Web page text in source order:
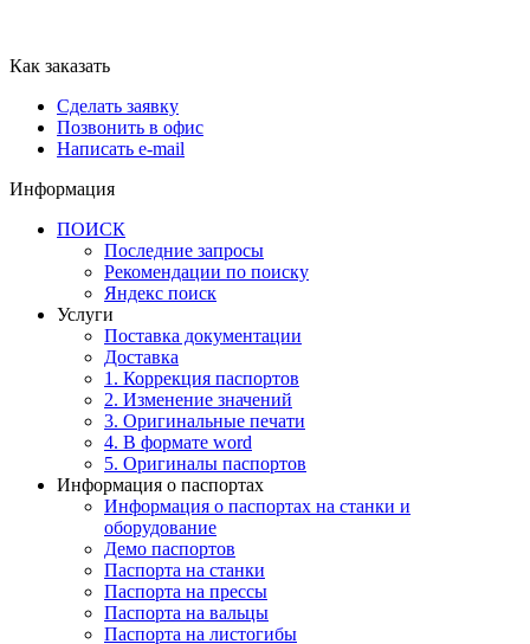
Как заказать
Сделать заявку
Позвонить в офис
Написать e-mail
Информация
ПОИСК
Последние запросы
Рекомендации по поиску
Яндекс поиск
Услуги
Поставка документации
Доставка
1. Коррекция паспортов
2. Изменение значений
3. Оригинальные печати
4. В формате word
5. Оригиналы паспортов
Информация о паспортах
Информация о паспортах на станки и
оборудование
Демо паспортов
Паспорта на станки
Паспорта на прессы
Паспорта на вальцы
Паспорта на листогибы